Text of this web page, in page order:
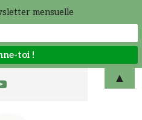
mensuelle
▲